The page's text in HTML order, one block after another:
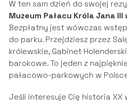
W ten sam dzień do swojej
Muzeum Pałacu Króla Jana III
Bezpłatny jest wówczas wstęp
do parku. Przejdziesz przez
królewskie, Gabinet
barokowe. To jeden z
pałacowo-parkowych w
Jeśli interesuje Cię historia XX